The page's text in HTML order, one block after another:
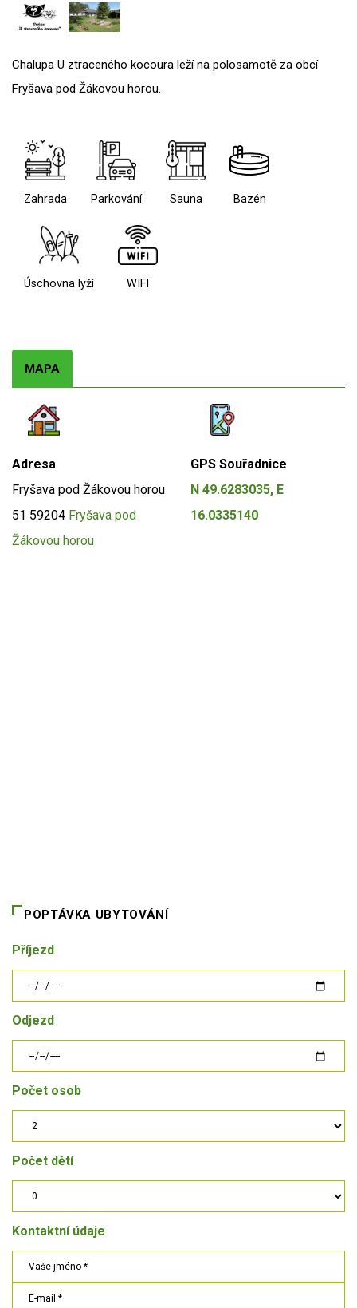
Chalupa U ztraceného kocoura leží na polosamotě za obcí
Fryšava pod Žákovou horou.
Zahrada Parkování Sauna Bazén
Úschovna lyží WIFI
MAPA
Adresa
Fryšava pod Žákovou horou
51 59204 Fryšava pod
Žákovou horou
GPS Souřadnice
N 49.6283035, E
16.0335140
POPTÁVKA UBYTOVÁNÍ
Příjezd
Odjezd
Počet osob
Počet dětí
Kontaktní údaje